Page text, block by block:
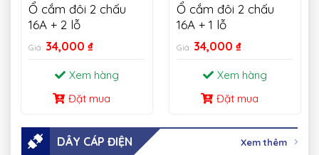
Ổ cắm đôi 2 chấu
16A + 2 lỗ
Giá: 34,000 ₫
Xem hàng
Đặt mua
Ổ cắm đôi 2 chấu
16A + 1 lỗ
Giá: 34,000 ₫
Xem hàng
Đặt mua
DÂY CÁP ĐIỆN Xem thêm